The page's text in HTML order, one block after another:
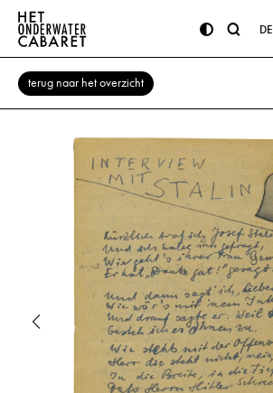
DE
terug naar het overzicht